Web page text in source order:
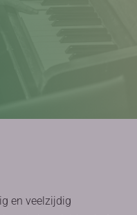
en veelzijdig